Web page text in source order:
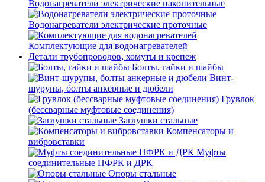
Водонагреватели электрические накопительные
Водонагреватели электрические проточные
Комплектующие для водонагревателей
Детали трубопроводов, хомуты и крепеж
Болты, гайки и шайбы
Винт-
шурупы, болты анкерные и дюбели
Грувлок
(бессварные муфтовые соединения)
Заглушки стальные
Компенсаторы и
вибровставки
Муфты
соединительные ПФРК и ДРК
Опоры стальные